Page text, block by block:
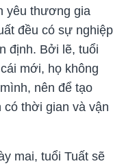
yêu thương gia
đều có sự nghiệp
định. Bởi lẽ, tuổi
mới, họ không
nên để tạo
thời gian và vận
mai, tuổi Tuất sẽ